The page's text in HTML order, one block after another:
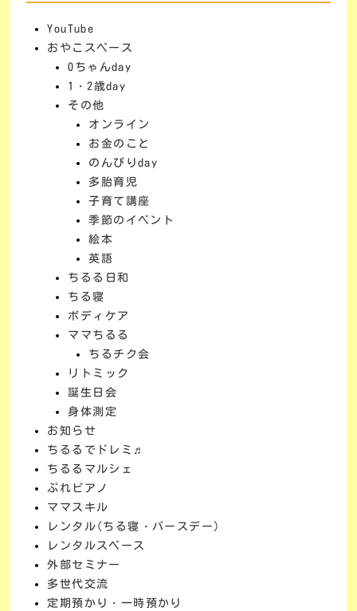
YouTube
おやこスペース
0ちゃんday
1・2歳day
その他
オンライン
お金のこと
のんびりday
多胎育児
子育て講座
季節のイベント
絵本
英語
ちるる日和
ちる寝
ボディケア
ママちるる
ちるチク会
リトミック
誕生日会
身体測定
お知らせ
ちるるでドレミ♬
ちるるマルシェ
ぷれピアノ
ママスキル
レンタル(ちる寝・バースデー)
レンタルスペース
外部セミナー
多世代交流
定期預かり・一時預かり